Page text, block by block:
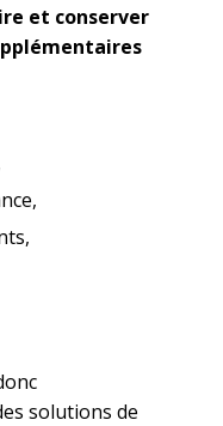
et conserver
solutions de